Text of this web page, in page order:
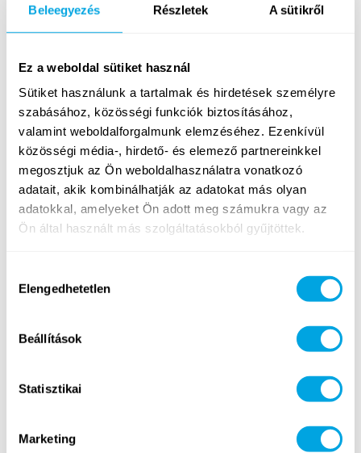
Beleegyezés Részletek A sütikről
Ez a weboldal sütiket használ
Sütiket használunk a tartalmak és hirdetések személyre
szabásához, közösségi funkciók biztosításához,
valamint weboldalforgalmunk elemzéséhez. Ezenkívül
közösségi média-, hirdető- és elemező partnereinkkel
megosztjuk az Ön weboldalhasználatra vonatkozó
adatait, akik kombinálhatják az adatokat más olyan
adatokkal, amelyeket Ön adott meg számukra vagy az
Ön által használt más szolgáltatásokból gyűjtöttek.
kiválasztása
Elengedhetetlen
Beállítások
Statisztikai
Marketing
Tanári és óraadói lehetőségek a Funside School
délutáni iskoláiban és partneriskoláiban - több
budapesti helyszínen is - valamint online, az
egész tanév során.
Részletek és jelentkezés